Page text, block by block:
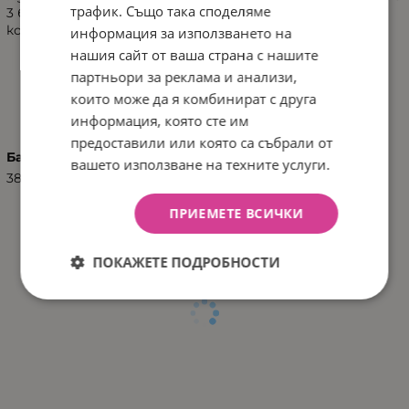
3 батерии от тип 1.5 V AG13, които не са включени в
комплекта.
ХАРАКТЕРИСТИКИ
Баркод (ISBN, UPC, др.)
3800146269364
трафик. Също така споделяме
информация за използването на
нашия сайт от ваша страна с нашите
партньори за реклама и анализи,
които може да я комбинират с друга
информация, която сте им
предоставили или която са събрали от
вашето използване на техните услуги.
ПРИЕМЕТЕ ВСИЧКИ
ПОКАЖЕТЕ ПОДРОБНОСТИ